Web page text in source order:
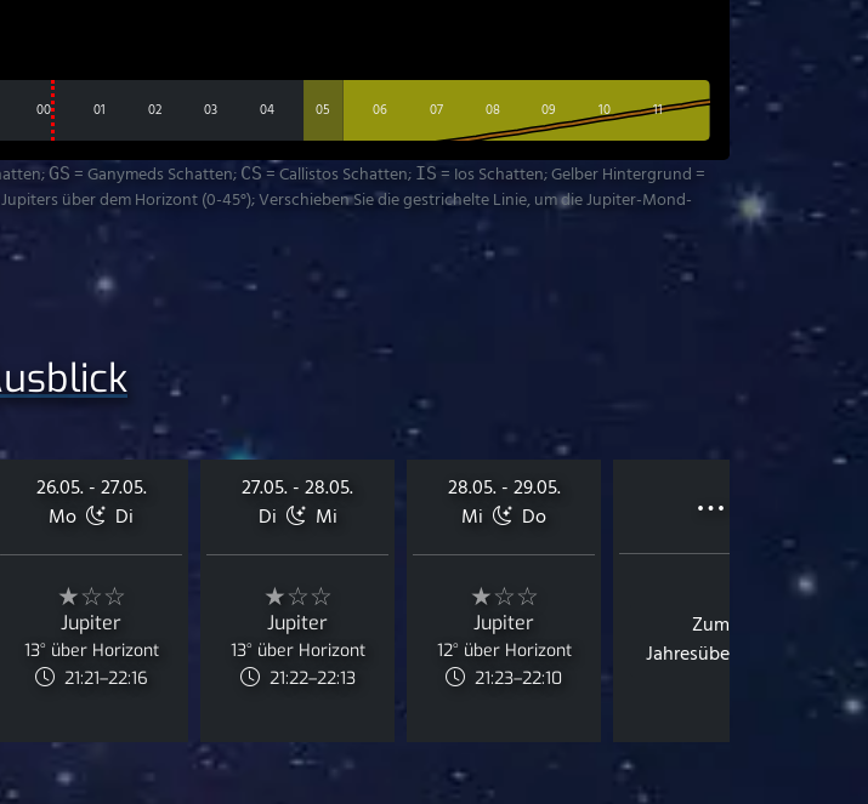
00 01 02 03 04 05 06 07 08 09 10 11
GS = Ganymeds Schatten; CS = Callistos Schatten; IS = Ios Schatten; Gelber Hintergrund =
über dem Horizont (0-45°); Verschieben Sie die gestrichelte Linie, um die Jupiter-Mond-
26.05. - 27.05.
Mo
Di
★☆☆
Jupiter
13° über Horizont
21:21–22:16
27.05. - 28.05.
Di
Mi
★☆☆
Jupiter
13° über Horizont
21:22–22:13
28.05. - 29.05.
Mi
Do
★☆☆
Jupiter
12° über Horizont
21:23–22:10
…
Zum
Jahresüberblick